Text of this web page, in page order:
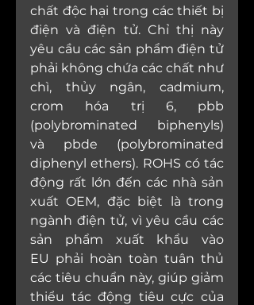
chất độc hại trong các thiết bị
điện và điện tử. Chỉ thị này
yêu cầu các sản phẩm điện tử
phải không chứa các chất như
chì, thủy ngân, cadmium,
crom hóa trị 6, pbb
(polybrominated biphenyls)
và pbde (polybrominated
diphenyl ethers). ROHS có tác
động rất lớn đến các nhà sản
xuất OEM, đặc biệt là trong
ngành điện tử, vì yêu cầu các
sản phẩm xuất khẩu vào
EU phải hoàn toàn tuân thủ
các tiêu chuẩn này, giúp giảm
thiểu tác động tiêu cực của